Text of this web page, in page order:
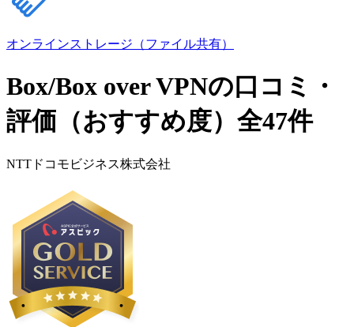
オンラインストレージ（ファイル共有）
Box/Box over VPNの口コミ・
評価（おすすめ度）全47件
NTTドコモビジネス株式会社